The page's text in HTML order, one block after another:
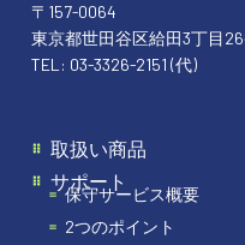
〒157-0064
東京都世田谷区給田3丁目
TEL: 03-3326-2151 (代)
取扱い商品
サポート
保守サービス概要
2つのポイント